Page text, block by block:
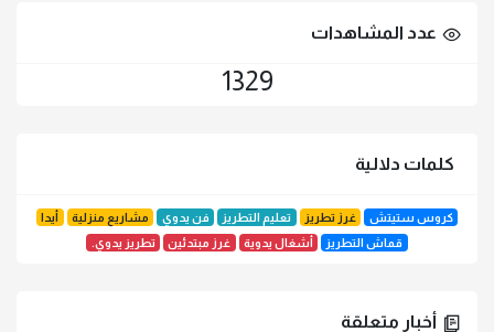
عدد المشاهدات
1329
كلمات دلالية
كروس ستيتش غرز تطريز تعليم التطريز فن يدوي مشاريع منزلية
أيدا
قماش التطريز
أشغال يدوية غرز مبتدئين تطريز يدوي.
أخبار متعلقة